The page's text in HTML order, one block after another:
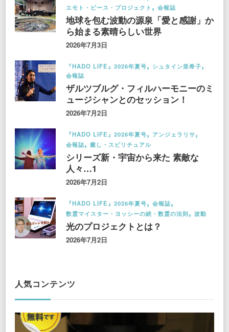
エモト・ピース・プロジェクト
会報誌
地球を包む波動の源泉「愛と感謝」か
ら始まる素晴らしい世界
2026年7月3日
『HADO LIFE』2026年夏号
シュタイン亜希子
会報誌
ザルツブルグ・フィルハーモニーのミ
ュージシャンとのセッション！
2026年7月2日
『HADO LIFE』2026年夏号
アンジェラリサ
会報誌
癒し・スピリチュアル
シリーズ新・宇宙から来た 素敵な
人々…1
2026年7月2日
『HADO LIFE』2026年夏号
会報誌
数霊マイスター・ヨッシーの続・数霊の法則
波動
光のプロジェクトとは？
2026年7月2日
人気コンテンツ